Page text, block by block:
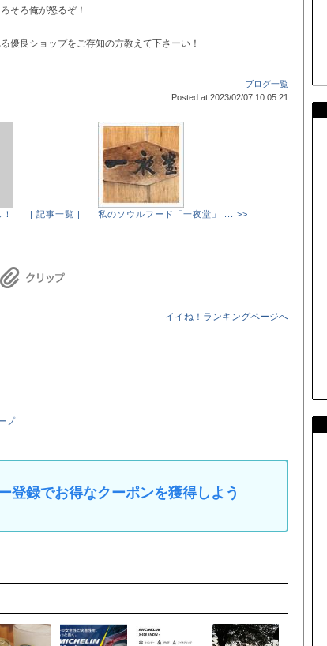
そろ俺が怒るぞ！
優良ショップをご存知の方教えて下さーい！
ブログ一覧
Posted at 2023/02/07 10:05:21
| 記事一覧 | 私のソウルフード「一夜堂」 ... >>
イイね！ランキングページへ
プ
登録でお得なクーポンを獲得しよう